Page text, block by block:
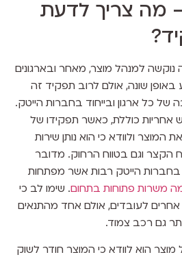
מה צריך לדעת
למנהל מוצר, מאחר ובארגונים
שונה, אולם לרוב תפקיד זה
כל ארגון ובייחוד בחברות הייטק.
כוללת, כאשר תפקידו של
ולוודא כי הוא נותן שירות
הקצר וגם בטווח הרחוק. מדובר
הייטק רבות אשר מפתחות
פתוחות בתחום. שימו לב כי
לעובדים, אולם אחד מהתנאים
גם רכב צמוד.
הוא לוודא כי המוצר חודר לשוק